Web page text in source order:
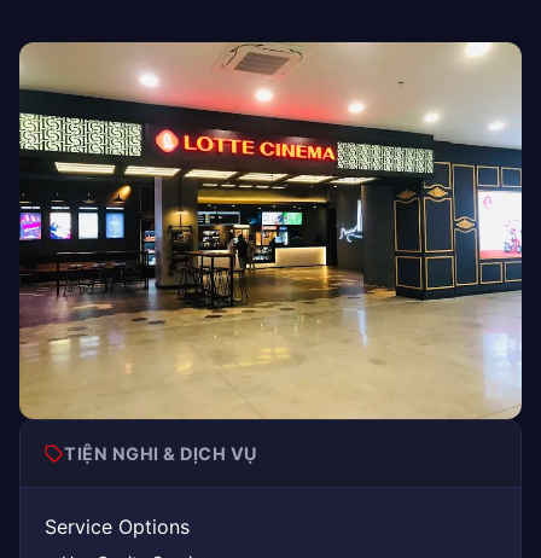
TIỆN NGHI & DỊCH VỤ
Service Options